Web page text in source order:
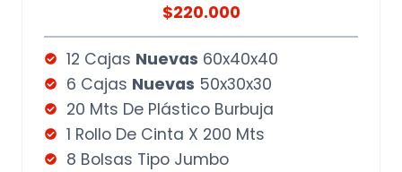
$220.000
12 Cajas Nuevas 60x40x40
6 Cajas Nuevas 50x30x30
20 Mts De Plástico Burbuja
1 Rollo De Cinta X 200 Mts
8 Bolsas Tipo Jumbo